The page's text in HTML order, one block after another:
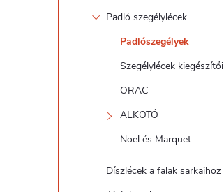
Padló szegélylécek
Padlószegélyek
Szegélylécek kiegészítői
ORAC
ALKOTÓ
Noel és Marquet
Díszlécek a falak sarkaihoz